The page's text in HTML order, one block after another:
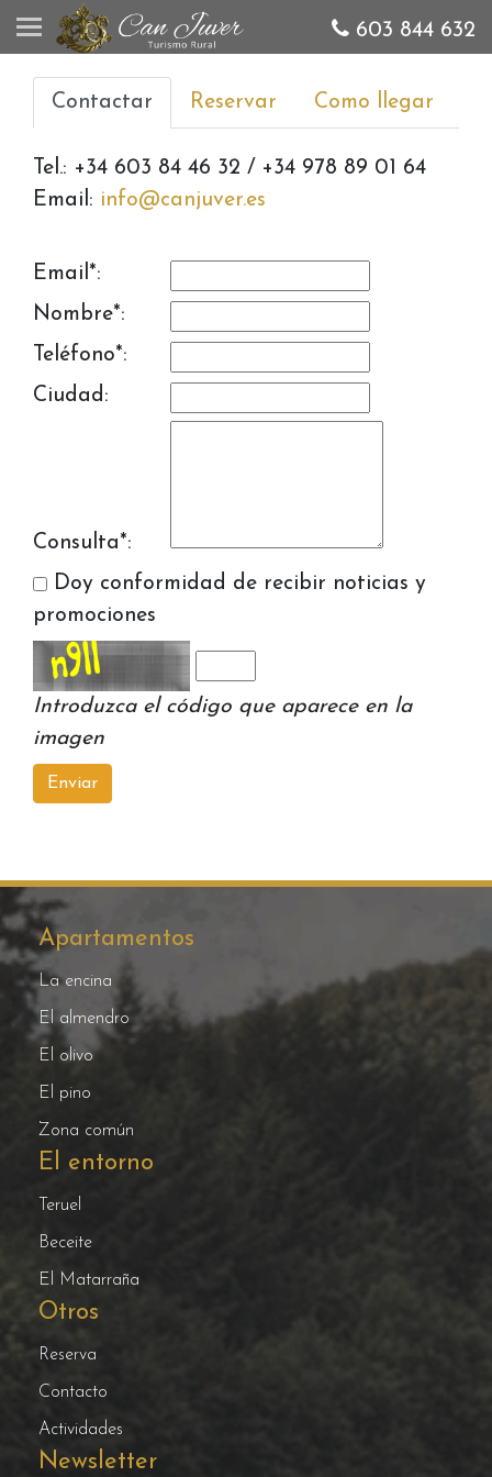
603 844 632
Contactar Reservar Como llegar
Tel.: +34 603 84 46 32 / +34 978 89 01 64
Email: info@canjuver.es
Email*:
Nombre*:
Teléfono*:
Ciudad:
Consulta*:
Doy conformidad de recibir noticias y
promociones
Introduzca el código que aparece en la
imagen
Apartamentos
La encina
El almendro
El olivo
El pino
Zona común
El entorno
Teruel
Beceite
El Matarraña
Otros
Reserva
Contacto
Actividades
Newsletter